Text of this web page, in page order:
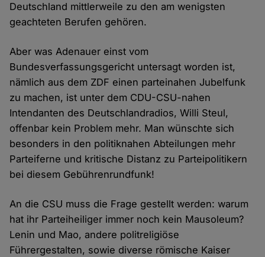
Deutschland mittlerweile zu den am wenigsten
geachteten Berufen gehören.
Aber was Adenauer einst vom
Bundesverfassungsgericht untersagt worden ist,
nämlich aus dem ZDF einen parteinahen Jubelfunk
zu machen, ist unter dem CDU-CSU-nahen
Intendanten des Deutschlandradios, Willi Steul,
offenbar kein Problem mehr. Man wünschte sich
besonders in den politiknahen Abteilungen mehr
Parteiferne und kritische Distanz zu Parteipolitikern
bei diesem Gebührenrundfunk!
An die CSU muss die Frage gestellt werden: warum
hat ihr Parteiheiliger immer noch kein Mausoleum?
Lenin und Mao, andere politreligiöse
Führergestalten, sowie diverse römische Kaiser